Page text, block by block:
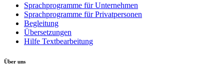
Sprachprogramme für Unternehmen
Sprachprogramme für Privatpersonen
Begleitung
Übersetzungen
Hilfe Textbearbeitung
Über uns